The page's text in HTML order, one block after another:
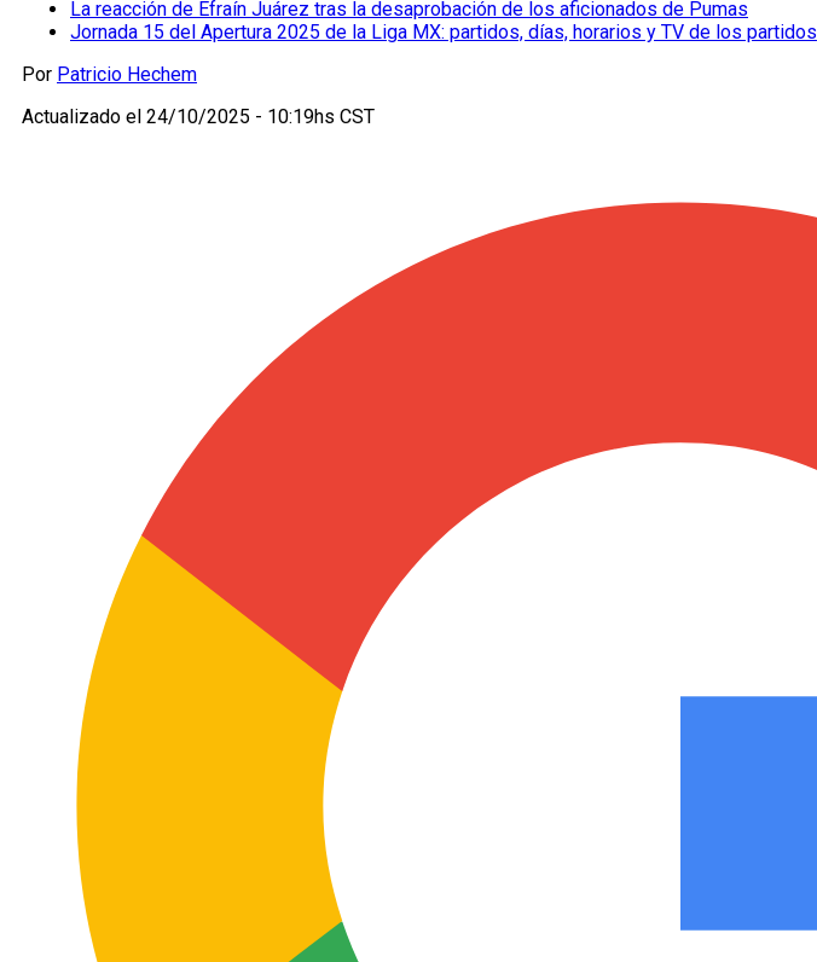
La reacción de Efraín Juárez tras la desaprobación de los aficionados de Pumas
Jornada 15 del Apertura 2025 de la Liga MX: partidos, días, horarios y TV de los partidos
Por Patricio Hechem
Actualizado el 24/10/2025 - 10:19hs CST